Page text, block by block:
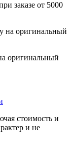
заказе от 5000
оригинальный
стоимость и
и не